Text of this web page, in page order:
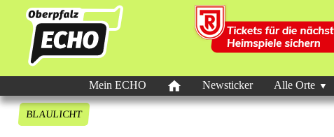
Mein ECHO Newsticker Alle Orte
BLAULICHT